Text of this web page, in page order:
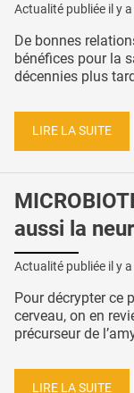
Actualité publiée il y a
De bonnes
bénéfices pour la
décennies plus
LIRE LA SUITE
aussi la
Actualité publiée il y a
Pour décrypter ce
cerveau, on en
précurseur de
LIRE LA SUITE